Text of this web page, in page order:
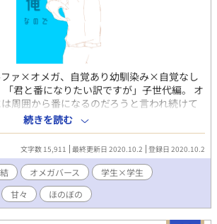
ァ×オメガ、自覚あり幼馴染み×自覚なし
君と番になりたい訳ですが」子世代編。 オ
周囲から番になるのだろうと言われ続けて
みがいる。発情期を迎えるにあたって幼馴
るのだが、どうやら相手は自分から目を離
い。 ※妊娠についてのあれこれがありますの
ださい。 ※小説の文章をコピーして無断で
名を版権キャラクターに置き換えた二次創
分であってもお断りします。 無断使用を発
をおこなった上で、悪質な場合は法的措置
す。 自サイト： https://sakkkkkkkkk.lsv.jp/
続きを読む
文字数 15,911 最終更新日 2020.10.2 登録日 2020.10.2
オメガバース
学生×学生
甘々 ほのぼの